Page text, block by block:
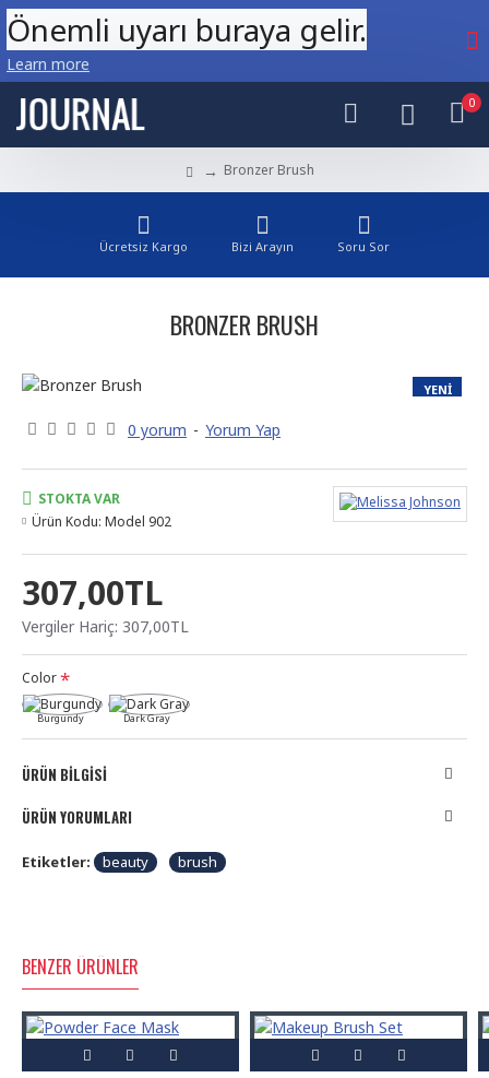
Önemli uyarı buraya gelir.
Learn more
0
Bronzer Brush
Ücretsiz Kargo Bizi Arayın Soru Sor
BRONZER BRUSH
YENI
0 yorum - Yorum Yap
307,00TL
Vergiler Hariç: 307,00TL
STOKTA VAR
Ürün Kodu: Model 902
Color
Burgundy Dark Gray
ÜRÜN BILGISI
ÜRÜN YORUMLARI
Etiketler: beauty brush
BENZER ÜRÜNLER